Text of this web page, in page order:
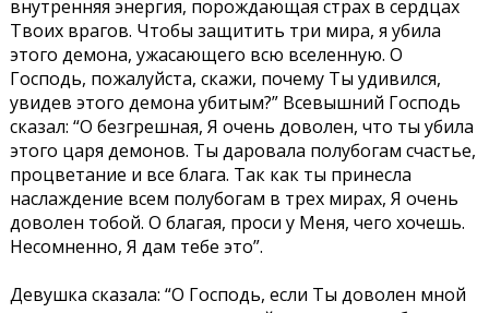
внутренняя энергия, порождающая страх в сердцах
Твоих врагов. Чтобы защитить три мира, я убила
этого демона, ужасающего всю вселенную. О
Господь, пожалуйста, скажи, почему Ты удивился,
увидев этого демона убитым?” Всевышний Господь
сказал: “О безгрешная, Я очень доволен, что ты убила
этого царя демонов. Ты даровала полубогам счастье,
процветание и все блага. Так как ты принесла
наслаждение всем полубогам в трех мирах, Я очень
доволен тобой. О благая, проси у Меня, чего хочешь.
Несомненно, Я дам тебе это”.
Девушка сказала: “О Господь, если Ты доволен мной